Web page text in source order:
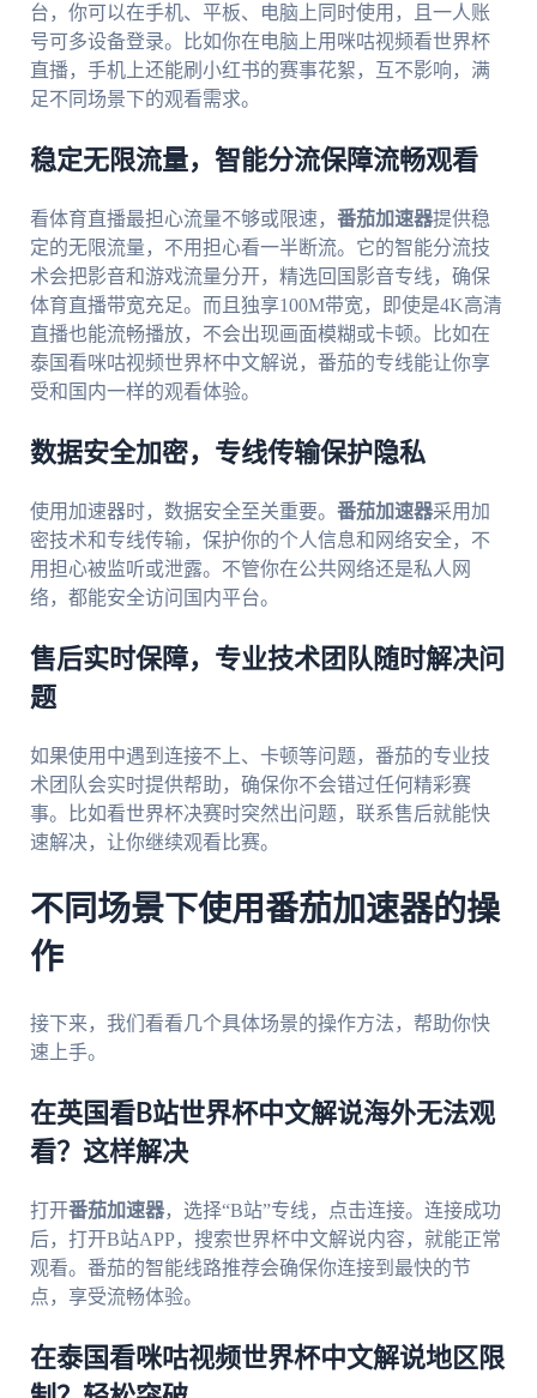
台，你可以在手机、平板、电脑上同时使用，且一人账
号可多设备登录。比如你在电脑上用咪咕视频看世界杯
直播，手机上还能刷小红书的赛事花絮，互不影响，满
足不同场景下的观看需求。
稳定无限流量，智能分流保障流畅观看
看体育直播最担心流量不够或限速， 番茄加速器提供稳
定的无限流量，不用担心看一半断流。它的智能分流技
术会把影音和游戏流量分开，精选回国影音专线，确保
体育直播带宽充足。而且独享100M带宽，即使是4K高清
直播也能流畅播放，不会出现画面模糊或卡顿。比如在
泰国看咪咕视频世界杯中文解说，番茄的专线能让你享
受和国内一样的观看体验。
数据安全加密，专线传输保护隐私
使用加速器时，数据安全至关重要。 番茄加速器采用加
密技术和专线传输，保护你的个人信息和网络安全，不
用担心被监听或泄露。不管你在公共网络还是私人网
络，都能安全访问国内平台。
售后实时保障，专业技术团队随时解决问
题
如果使用中遇到连接不上、卡顿等问题，番茄的专业技
术团队会实时提供帮助，确保你不会错过任何精彩赛
事。比如看世界杯决赛时突然出问题，联系售后就能快
速解决，让你继续观看比赛。
不同场景下使用番茄加速器的操
作
接下来，我们看看几个具体场景的操作方法，帮助你快
速上手。
在英国看B站世界杯中文解说海外无法观
看？这样解决
打开番茄加速器，选择“B站”专线，点击连接。连接成功
后，打开B站APP，搜索世界杯中文解说内容，就能正常
观看。番茄的智能线路推荐会确保你连接到最快的节
点，享受流畅体验。
在泰国看咪咕视频世界杯中文解说地区限